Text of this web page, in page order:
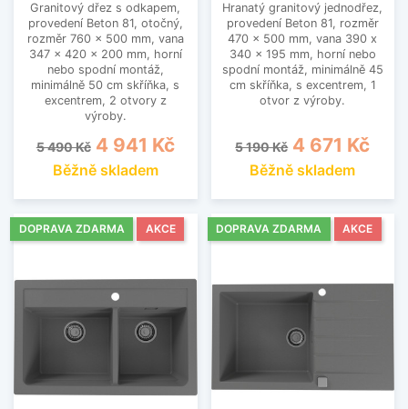
Granitový dřez s odkapem,
provedení Beton 81, otočný,
rozměr 760 x 500 mm, vana
347 x 420 x 200 mm, horní
nebo spodní montáž,
minimálně 50 cm skříňka, s
excentrem, 2 otvory z
výroby.
Běžná cena
5 490 Kč Cena
4 941 Kč
Běžně skladem
Hranatý granitový jednodřez,
provedení Beton 81, rozměr
470 x 500 mm, vana 390 x
340 x 195 mm, horní nebo
spodní montáž, minimálně 45
cm skříňka, s excentrem, 1
otvor z výroby.
Běžná cena
5 190 Kč Cena
4 671 Kč
Běžně skladem
DOPRAVA ZDARMA AKCE DOPRAVA ZDARMA AKCE